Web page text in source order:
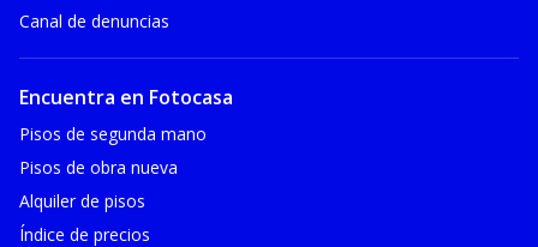
Canal de denuncias
Encuentra en Fotocasa
Pisos de segunda mano
Pisos de obra nueva
Alquiler de pisos
Índice de precios